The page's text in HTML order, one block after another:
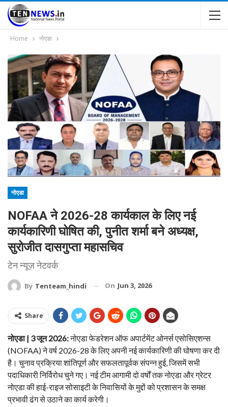
Home नोएडा
नोएडा
NOFAA ने 2026-28 कार्यकाल के लिए नई
कार्यकारिणी घोषित की, पुनीत शर्मा बने अध्यक्ष,
सुरोजीत दासगुप्ता महासचिव
टेन न्यूज़ नेटवर्क
By Tenteam_hindi On Jun 3, 2026
Share
नोएडा | 3 जून 2026:नोएडा फेडरेशन ऑफ अपार्टमेंट ओनर्स एसोसिएशन्स
(NOFAA) ने वर्ष 2026-28 के लिए अपनी नई कार्यकारिणी की घोषणा कर दी
है। चुनाव प्रक्रिया शांतिपूर्ण और सफलतापूर्वक संपन्न हुई, जिसमें सभी
पदाधिकारी निर्विरोध चुने गए। नई टीम आगामी दो वर्षों तक नोएडा और ग्रेटर
नोएडा की हाई-राइज सोसाइटी के निवासियों के मुद्दों को प्रशासन के समक्ष
प्रभावी ढंग से उठाने का कार्य करेगी।